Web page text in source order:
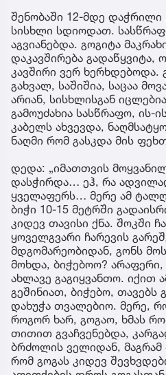
შენობაში 12-მდე დაჭრილი
სისხლი სდიოდათ.
აგვიანებდა. გოგიტა
დაკავშირება გადაწყვიტა,
კავშირი ვერ
გახვალ, საშიშია, საცაა
არიან, სისხლისგან
გამოუძახია სასწრაფო, ის-
კაბელს ახვევდა,
ნაღმი რომ გასკდა მის
დედა: „იმათთვის
დასჭირდა… ეჰ, რა
ყველაფერს… მერე ამ
ბიჭი 10-15 მეტრში
კიდევ თავისი ქნა. შოკში
ყოველგვარი ჩარევის
მდგომარეობიდან, გონს
მოხდა, ბიჭებოო?
ახლავე გაგიყვანთო. იქით
გეშინიათ, ბიჭებო,
დახუჭა თვალებიო. მერე,
როგორ ხარ, გოგაო, ხმას
თითით გვაჩვენებდა,
ბრძოლის ველიდან, მაგრამ
რომ გოგას კიდევ